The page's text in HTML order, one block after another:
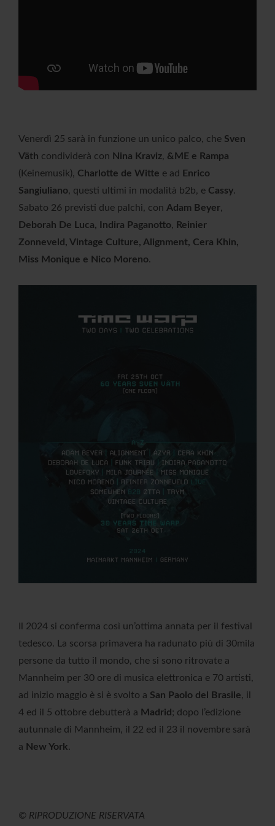
Venerdì 25 sarà in funzione un unico palco, che Sven
Väth condividerà con Nina Kraviz, &ME e Rampa
(Keinemusik), Charlotte de Witte e ad
Enrico
Sangiuliano, questi ultimi in modalità b2b, e Cassy.
Sabato 26 previsti due palchi, con Adam Beyer,
Deborah De Luca, Indira Paganotto,
Reinier
Zonneveld, Vintage Culture, Alignment, Cera Khin,
Miss Monique e Nico Moreno.
Il 2024 si conferma così un’ottima annata per il festival
tedesco. La scorsa primavera ha radunato più di 30mila
persone da tutto il mondo, che si sono ritrovate a
Mannheim per 30 ore di musica elettronica e 70 artisti,
ad inizio maggio è si è svolto a San Paolo del Brasile, il
4 ed il 5 ottobre debutterà a Madrid ; dopo l’edizione
autunnale di Mannheim, il 22 ed il 23 il novembre sarà
a New York.
© RIPRODUZIONE RISERVATA